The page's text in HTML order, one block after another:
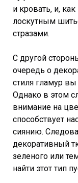
и кровать, и,
лоскутным
стразами.
С другой
очередь о
стиля гламур
Однако в этом
внимание на
способствует
сиянию.
декоративный
зеленого или
найти этот тип